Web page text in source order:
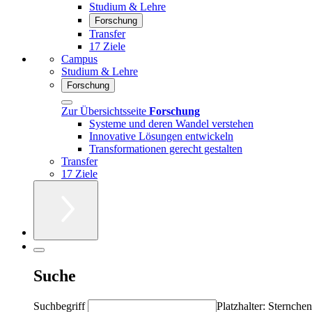
Studium & Lehre
Forschung
Transfer
17 Ziele
Campus
Studium & Lehre
Forschung
Zur Übersichtsseite Forschung
Systeme und deren Wandel verstehen
Innovative Lösungen entwickeln
Transformationen gerecht gestalten
Transfer
17 Ziele
Suche
Suchbegriff Platzhalter: